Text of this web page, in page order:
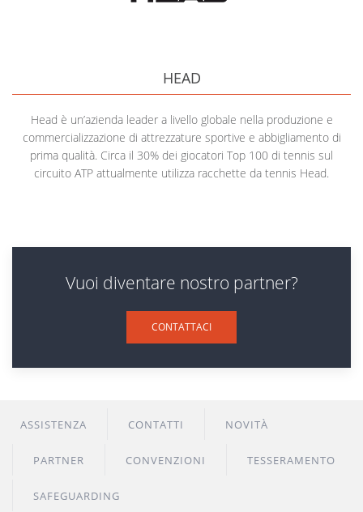
HEAD
Head è un’azienda leader a livello globale nella produzione e
commercializzazione di attrezzature sportive e abbigliamento di
prima qualità. Circa il 30% dei giocatori Top 100 di tennis sul
circuito ATP attualmente utilizza racchette da tennis Head.
Vuoi diventare nostro partner?
CONTATTACI
ASSISTENZA CONTATTI NOVITÀ
PARTNER CONVENZIONI TESSERAMENTO
SAFEGUARDING